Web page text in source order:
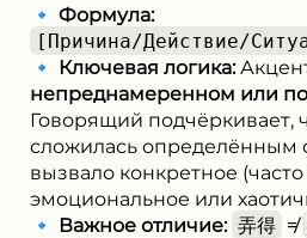
🔹 Формула:
[Причина/Действие/
🔹 Ключевая логика:
непреднамеренном или
Говорящий подчёркивает,
сложилась определённым
вызвало конкретное
эмоциональное или
🔹 Важное отличие: 弄得 ≠